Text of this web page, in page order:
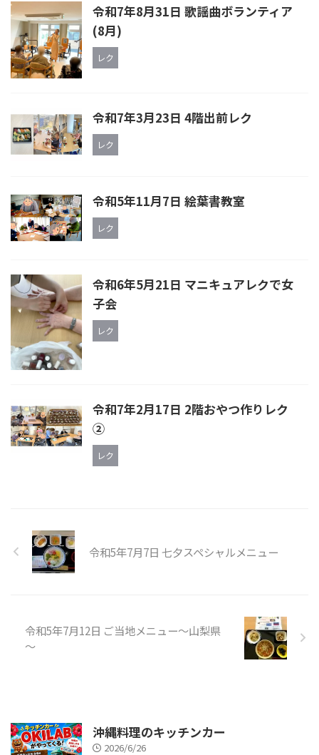
令和7年8月31日 歌謡曲ボランティア
(8月)
レク
令和7年3月23日 4階出前レク
レク
令和5年11月7日 絵葉書教室
レク
令和6年5月21日 マニキュアレクで女
子会
レク
令和7年2月17日 2階おやつ作りレク
②
レク
令和5年7月7日 七夕スペシャルメニュー
令和5年7月12日 ご当地メニュー～山梨県
～
沖縄料理のキッチンカー
2026/6/26